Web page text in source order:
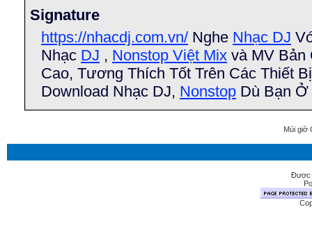
Signature
https://nhacdj.com.vn/ Nghe Nhạc DJ
Nhạc DJ , Nonstop Việt Mix và MV Bản
Cao, Tương Thích Tốt Trên Các Thiết
Download Nhạc DJ, Nonstop Dù Bạn
Múi giờ
Được